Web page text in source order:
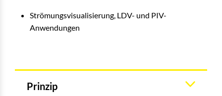
Strömungsvisualisierung, LDV- und PIV-
Anwendungen
Prinzip